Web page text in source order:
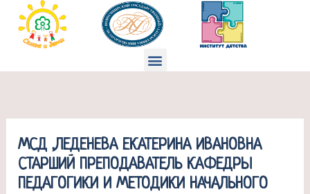
Перейти
содержимому
Меню
МСД ,ЛЕДЕНЕВА ЕКАТЕРИНА ИВАНОВНА
СТАРШИЙ ПРЕПОДАВАТЕЛЬ КАФЕДРЫ
ПЕДАГОГИКИ И МЕТОДИКИ НАЧАЛЬНОГО